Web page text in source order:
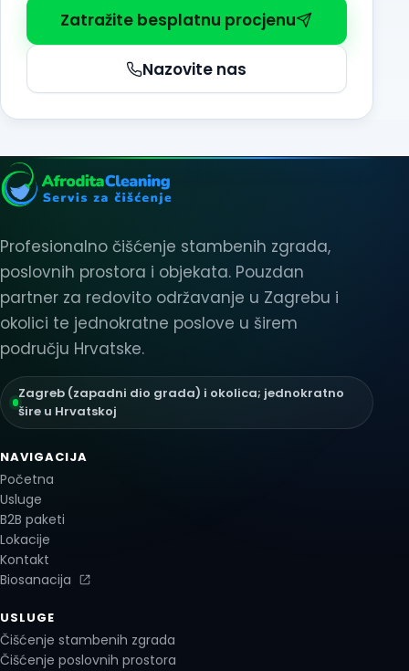
Zatražite besplatnu procjenu
Nazovite nas
Profesionalno čišćenje stambenih zgrada,
poslovnih prostora i objekata. Pouzdan
partner za redovito održavanje u Zagrebu i
okolici te jednokratne poslove u širem
području Hrvatske.
Zagreb (zapadni dio grada) i okolica; jednokratno
šire u Hrvatskoj
NAVIGACIJA
Početna
Usluge
B2B paketi
Lokacije
Kontakt
Biosanacija
USLUGE
Čišćenje stambenih zgrada
Čišćenje poslovnih prostora